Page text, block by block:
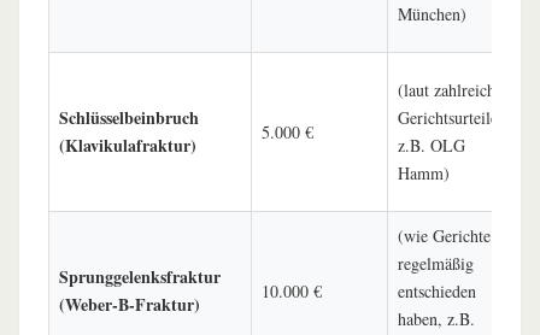
München)
Schlüsselbeinbruch
(Klavikulafraktur)
5.000 €
(laut zahlreicher
Gerichtsurteile,
z.B. OLG
Hamm)
Sprunggelenksfraktur
(Weber-B-Fraktur)
10.000 €
(wie Gerichte
regelmäßig
entschieden
haben, z.B.